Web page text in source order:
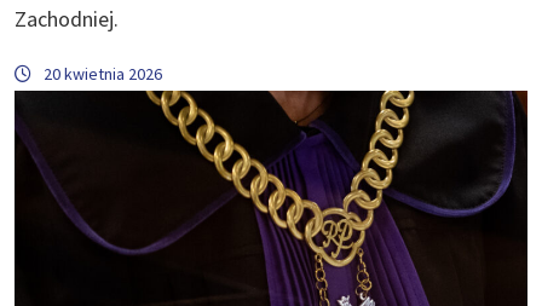
Zachodniej.
20 kwietnia 2026